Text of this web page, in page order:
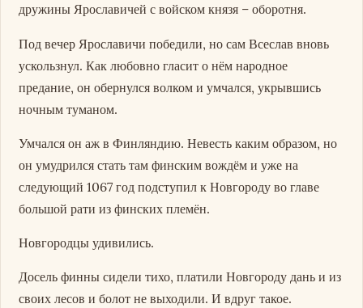
дружины Ярославичей с войском князя – оборотня.
Под вечер Ярославичи победили, но сам Всеслав вновь
ускользнул. Как любовно гласит о нём народное
предание, он обернулся волком и умчался, укрывшись
ночным туманом.
Умчался он аж в Финляндию. Невесть каким образом, но
он умудрился стать там финским вождём и уже на
следующий 1067 год подступил к Новгороду во главе
большой рати из финских племён.
Новгородцы удивились.
Досель финны сидели тихо, платили Новгороду дань и из
своих лесов и болот не выходили. И вдруг такое.